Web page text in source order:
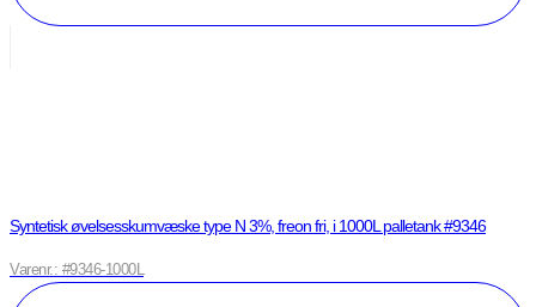
Syntetisk øvelsesskumvæske type N 3%, freon fri, i 1000L palletank #9346
Varenr.: #9346-1000L